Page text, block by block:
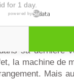
sous vide
de
noir. Il a déjà
sa dernière
la machine de
Mais
for 1 day.
powered by